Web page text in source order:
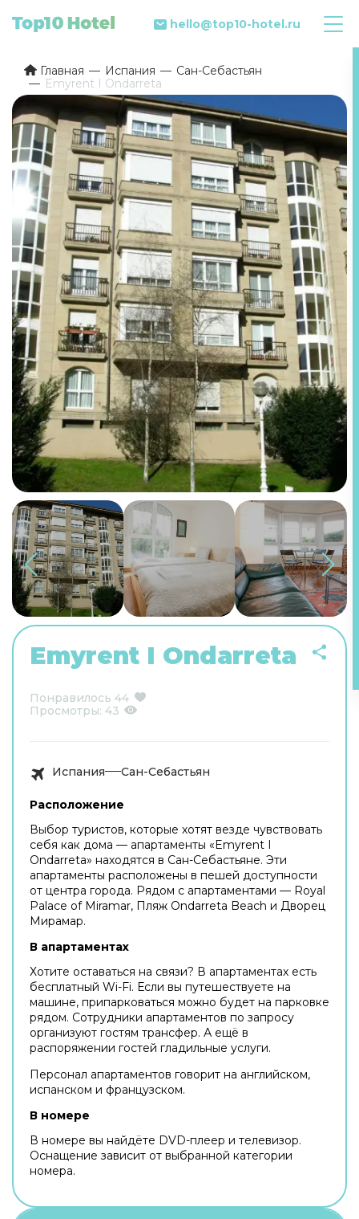
hello@top10-hotel.ru
Главная Испания
Сан-Себастьян
Emyrent I Ondarreta
Emyrent I Ondarreta
Понравилось 44
Просмотры: 43
Испания Сан-Себастьян
Расположение
Выбор туристов, которые хотят везде чувствовать
себя как дома — апартаменты «Emyrent I
Ondarreta» находятся в Сан-Себастьяне. Эти
апартаменты расположены в пешей доступности
от центра города. Рядом с апартаментами — Royal
Palace of Miramar, Пляж Ondarreta Beach и Дворец
Мирамар.
В апартаментах
Хотите оставаться на связи? В апартаментах есть
бесплатный Wi-Fi. Если вы путешествуете на
машине, припарковаться можно будет на парковке
рядом. Сотрудники апартаментов по запросу
организуют гостям трансфер. А ещё в
распоряжении гостей гладильные услуги.
Персонал апартаментов говорит на английском,
испанском и французском.
В номере
В номере вы найдёте DVD-плеер и телевизор.
Оснащение зависит от выбранной категории
номера.